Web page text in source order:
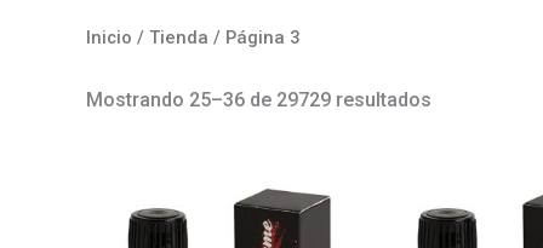
Inicio / Tienda / Página 3
Mostrando 25–36 de 29729 resultados